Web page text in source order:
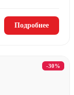
Подробнее
-30%